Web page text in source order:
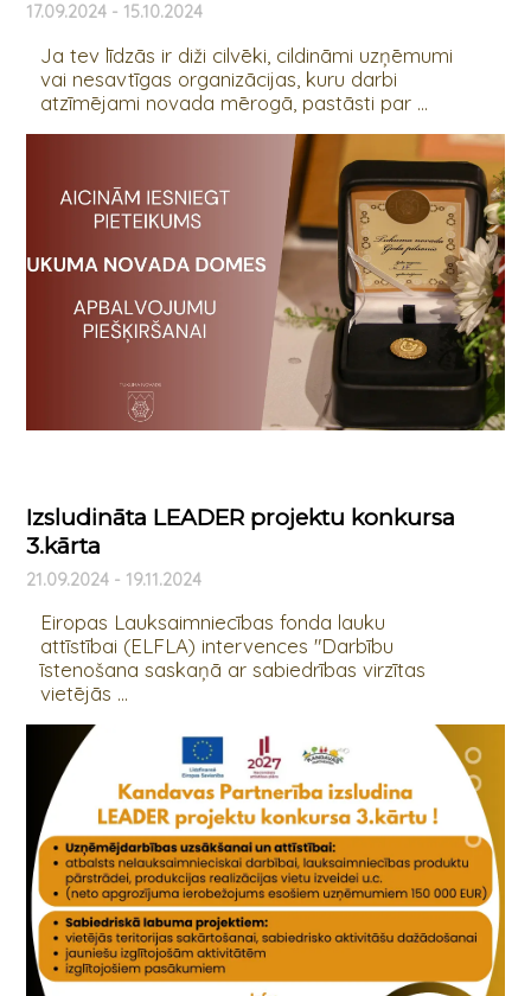
17.09.2024 - 15.10.2024
Ja tev līdzās ir diži cilvēki, cildināmi uzņēmumi
vai nesavtīgas organizācijas, kuru darbi
atzīmējami novada mērogā, pastāsti par ...
Izsludināta LEADER projektu konkursa
3.kārta
21.09.2024 - 19.11.2024
Eiropas Lauksaimniecības fonda lauku
attīstībai (ELFLA) intervences "Darbību
īstenošana saskaņā ar sabiedrības virzītas
vietējās ...